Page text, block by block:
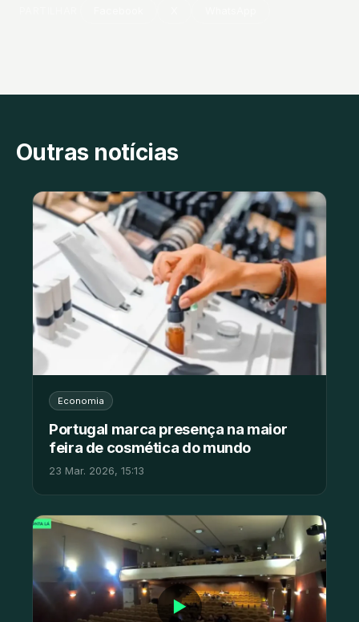
Outras notícias
Economia
Portugal marca presença na maior
feira de cosmética do mundo
23 Mar. 2026, 15:13
▶